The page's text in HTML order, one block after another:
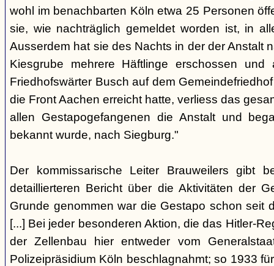
wohl im benachbarten Köln etwa 25 Personen
sie, wie nachträglich gemeldet worden ist, in
Ausserdem hat sie des Nachts in der der Anstalt
Kiesgrube mehrere Häftlinge erschossen und
Friedhofswärter Busch auf dem
die Front Aachen erreicht hatte, verliess das
allen Gestapogefangenen die Anstalt und
bekannt wurde, nach Siegburg."
Der kommissarische Leiter Brauweilers gibt
detaillierteren Bericht über die Aktivitäten der
Grunde genommen war die Gestapo schon seit
[...] Bei jeder besonderen Aktion, die das Hitler-
der Zellenbau hier entweder vom
Polizeipräsidium Köln beschlagnahmt; so 1933